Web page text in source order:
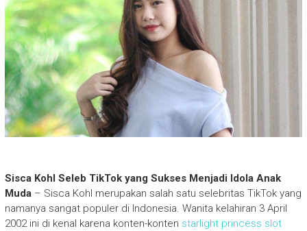
Sisca Kohl Seleb TikTok yang Sukses Menjadi Idola Anak
Muda– Sisca Kohl merupakan salah satu selebritas TikTok yang
namanya sangat populer di Indonesia. Wanita kelahiran 3 April
2002 ini di kenal karena konten-konten starlight princess slot